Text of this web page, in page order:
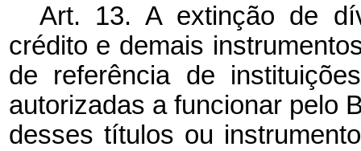
Art. 13. A extinção de
crédito e demais
de referência de
autorizadas a funcionar pelo
desses títulos ou